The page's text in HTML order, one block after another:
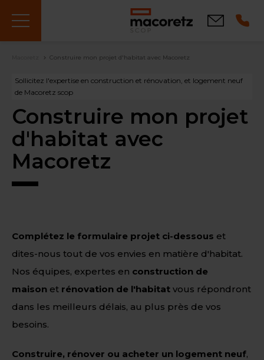
principal
Contact
Construire mon projet d'habitat avec Macoretz
Sollicitez l'expertise en construction et rénovation, et logement neuf
de Macoretz scop
Construire mon projet
d'habitat avec
Macoretz
Complétez le formulaire projet ci-dessous et
dites-nous tout de vos envies en matière d'habitat.
Nos équipes, expertes en construction de
maison et rénovation de l'habitat vous répondront
dans les meilleurs délais, au plus près de vos
besoins.
Construire, rénover ou acheter un logement neuf,